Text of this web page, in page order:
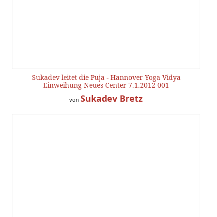
Sukadev leitet die Puja - Hannover Yoga Vidya
Einweihung Neues Center 7.1.2012 001
von Sukadev Bretz